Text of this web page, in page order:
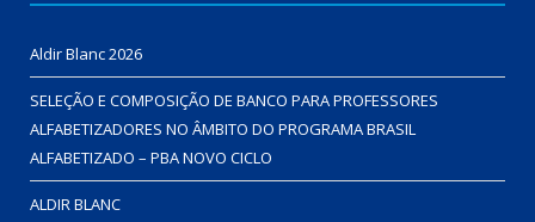
Aldir Blanc 2026
SELEÇÃO E COMPOSIÇÃO DE BANCO PARA PROFESSORES
ALFABETIZADORES NO ÂMBITO DO PROGRAMA BRASIL
ALFABETIZADO – PBA NOVO CICLO
ALDIR BLANC